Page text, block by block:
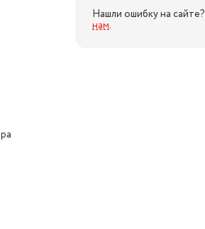
Нашли ошибку на сайте?
нам.